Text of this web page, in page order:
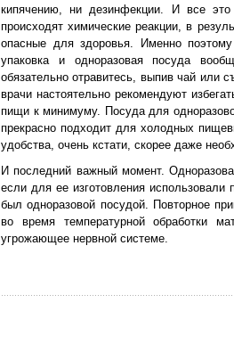
кипячению, ни дезинфекции. И все
происходят химические реакции, в
опасные для здоровья. Именно
упаковка и одноразовая посуда
обязательно отравитесь, выпив чай или
врачи настоятельно рекомендуют
пищи к минимуму. Посуда для
прекрасно подходит для холодных
удобства, очень кстати, скорее даже
И последний важный момент.
если для ее изготовления использовали
был одноразовой посудой. Повторное
во время температурной обработки
угрожающее нервной системе.